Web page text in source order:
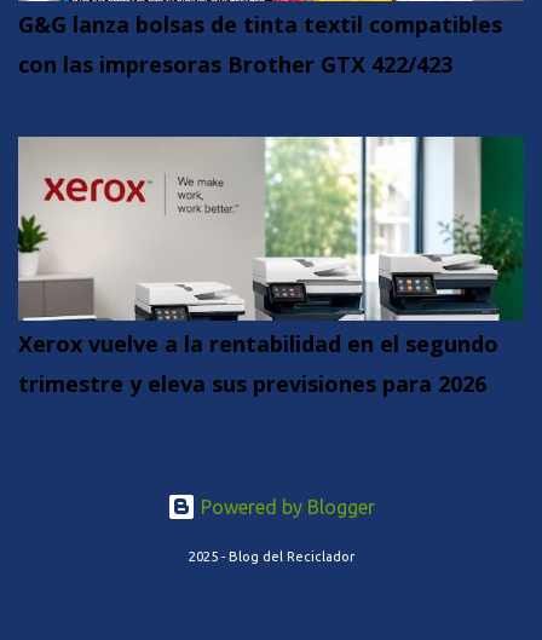
G&G lanza bolsas de tinta textil compatibles
con las impresoras Brother GTX 422/423
Xerox vuelve a la rentabilidad en el segundo
trimestre y eleva sus previsiones para 2026
Powered by Blogger
2025 - Blog del Reciclador